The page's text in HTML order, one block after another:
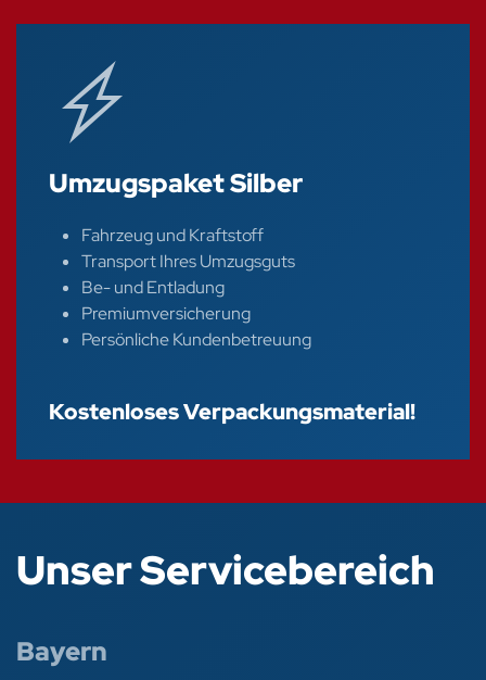
Umzugspaket Silber
Fahrzeug und Kraftstoff
Transport Ihres Umzugsguts
Be- und Entladung
Premiumversicherung
Persönliche Kundenbetreuung
Kostenloses Verpackungsmaterial!
Unser Servicebereich
Bayern